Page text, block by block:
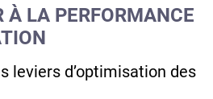
À LA PERFORMANCE
leviers d’optimisation des